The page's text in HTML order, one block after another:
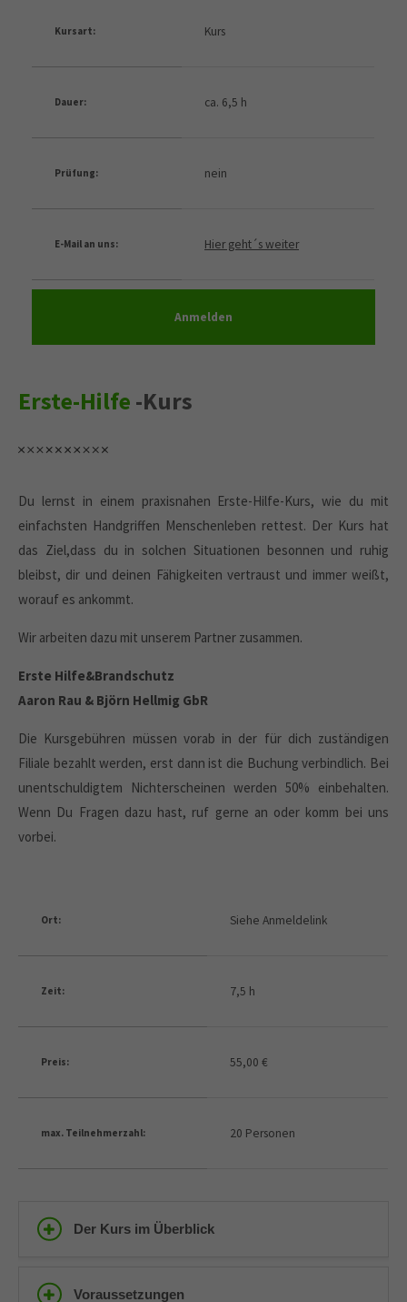
Kursart: Kurs
Dauer: ca. 6,5 h
Prüfung: nein
E-Mail an uns: Hier geht´s weiter
Anmelden
Erste-Hilfe -Kurs
Du lernst in einem praxisnahen Erste-Hilfe-Kurs, wie du mit
einfachsten Handgriffen Menschenleben rettest. Der Kurs hat
das Ziel,dass du in solchen Situationen besonnen und ruhig
bleibst, dir und deinen Fähigkeiten vertraust und immer weißt,
worauf es ankommt.
Wir arbeiten dazu mit unserem Partner zusammen.
Erste Hilfe&Brandschutz
Aaron Rau & Björn Hellmig GbR
Die Kursgebühren müssen vorab in der für dich zuständigen
Filiale bezahlt werden, erst dann ist die Buchung verbindlich. Bei
unentschuldigtem Nichterscheinen werden 50% einbehalten.
Wenn Du Fragen dazu hast, ruf gerne an oder komm bei uns
vorbei.
Ort: Siehe Anmeldelink
Zeit: 7,5 h
Preis: 55,00 €
max. Teilnehmerzahl: 20 Personen
Der Kurs im Überblick
Voraussetzungen